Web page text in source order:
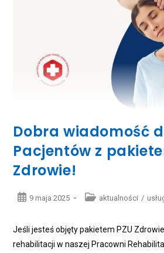
Dobra wiadomość
Pacjentów z
Zdrowie!
Post9 maja 2025
Postaktualności /
Jeśli jesteś objęty pakietem PZU
rehabilitacji w naszej Pracowni